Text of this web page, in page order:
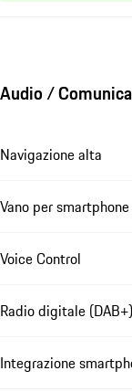
Audio /
Navigazione alta
Vano per
Voice Control
Radio digitale (DAB+)
Integrazione